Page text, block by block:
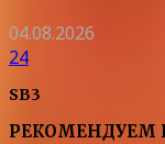
04.08.2026
24
SB3
РЕКОМЕНДУЕМ